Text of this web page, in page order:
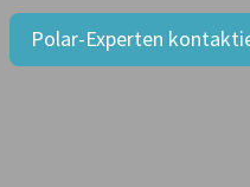
Polar-Experten